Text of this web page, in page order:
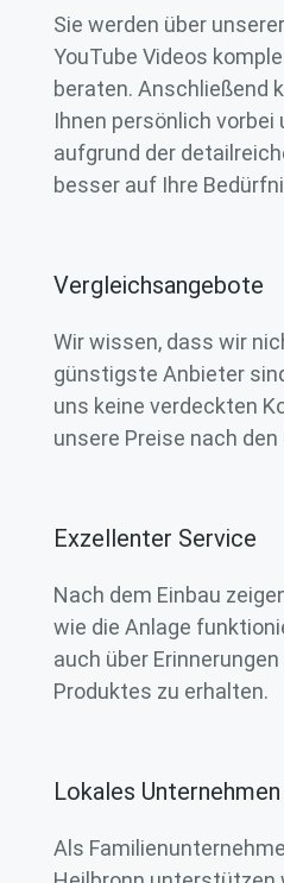
Sie werden über
YouTube Videos
beraten. Anschließend
Ihnen persönlich vorbei
aufgrund der
besser auf Ihre
Vergleichsangebote
Wir wissen, dass wir
günstigste Anbieter
uns keine verdeckten
unsere Preise nach
Exzellenter Service
Nach dem Einbau
wie die Anlage
auch über
Produktes zu erhalten.
Lokales
Als